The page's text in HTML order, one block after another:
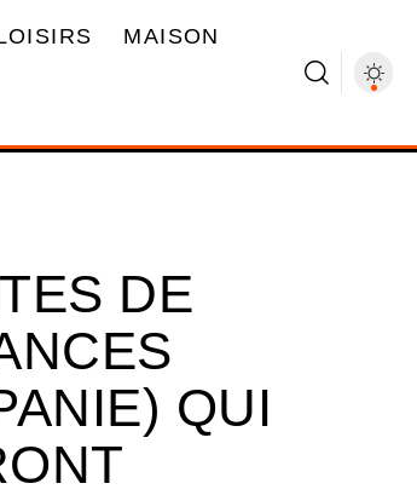
MAISON
DE
QUI